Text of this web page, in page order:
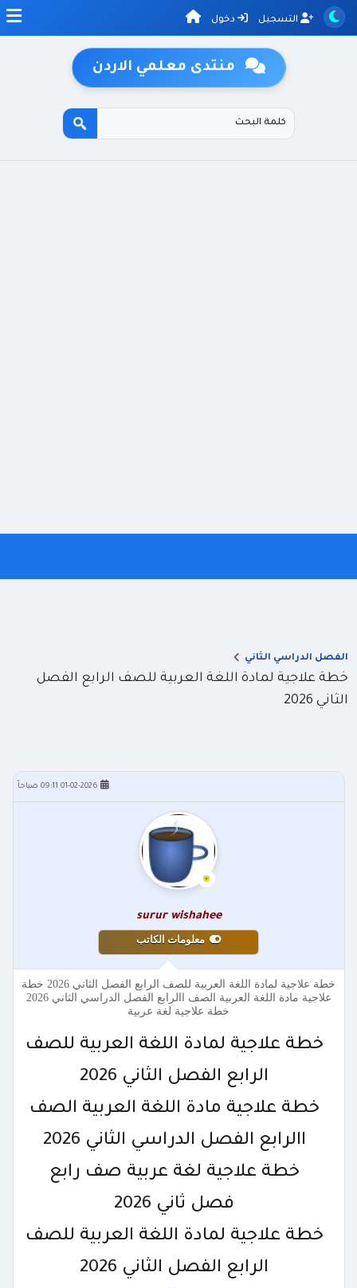
التسجيل دخول
منتدى معلمي الاردن
الفصل الدراسي الثاني
خطة علاجية لمادة اللغة العربية للصف الرابع الفصل
الثاني 2026
01-02-2026 09:11 صباحاً
surur wishahee
معلومات الكاتب
خطة علاجية لمادة اللغة العربية للصف الرابع الفصل الثاني 2026 خطة
علاجية مادة اللغة العربية الصف االرابع الفصل الدراسي الثاني 2026
خطة علاجية لغة عربية
خطة علاجية لمادة اللغة العربية للصف
الرابع الفصل الثاني 2026
خطة علاجية مادة اللغة العربية الصف
االرابع الفصل الدراسي الثاني 2026
خطة علاجية لغة عربية صف رابع
فصل ثاني 2026
خطة علاجية لمادة اللغة العربية للصف
الرابع الفصل الثاني 2026